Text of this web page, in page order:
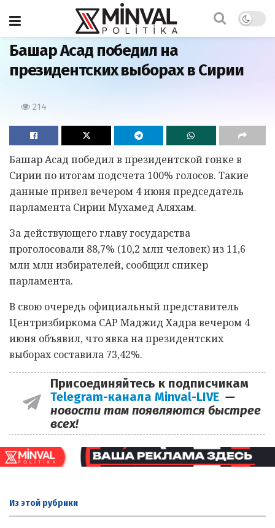
Главная
Башар Асад победил на
президентских выборах в Сирии
214
Башар Асад победил в президентской гонке в
Сирии по итогам подсчета 100% голосов. Такие
данные привел вечером 4 июня председатель
парламента Сирии Мухамед Аляхам.
За действующего главу государства
проголосовали 88,7% (10,2 млн человек) из 11,6
млн млн избирателей, сообщил спикер
парламента.
В свою очередь официальный представитель
Центризбиркома САР Маджид Хадра вечером 4
июня объявил, что явка на президентских
выборах составила 73,42%.
Присоединяйтесь к подписчикам
Telegram-канала Minval-LIVE —
новости там появляются быстрее
всех!
Из этой рубрики